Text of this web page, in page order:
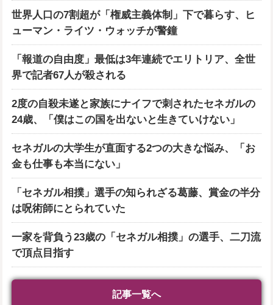
世界人口の7割超が「権威主義体制」下で暮らす、ヒ
ューマン・ライツ・ウォッチが警鐘
「報道の自由度」最低は3年連続でエリトリア、全世
界で記者67人が殺される
2度の自殺未遂と家族にナイフで刺されたセネガルの
24歳、「僕はこの国を出ないと生きていけない」
セネガルの大学生が直面する2つの大きな悩み、「お
金も仕事も本当にない」
「セネガル相撲」選手の知られざる葛藤、賞金の半分
は呪術師にとられていた
一家を背負う23歳の「セネガル相撲」の選手、二刀流
で頂点目指す
記事一覧へ